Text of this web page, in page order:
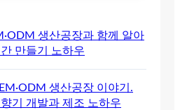
생산공장과 함께 알아
만들기 노하우
생산공장 이야기.
기 개발과 제조 노하우